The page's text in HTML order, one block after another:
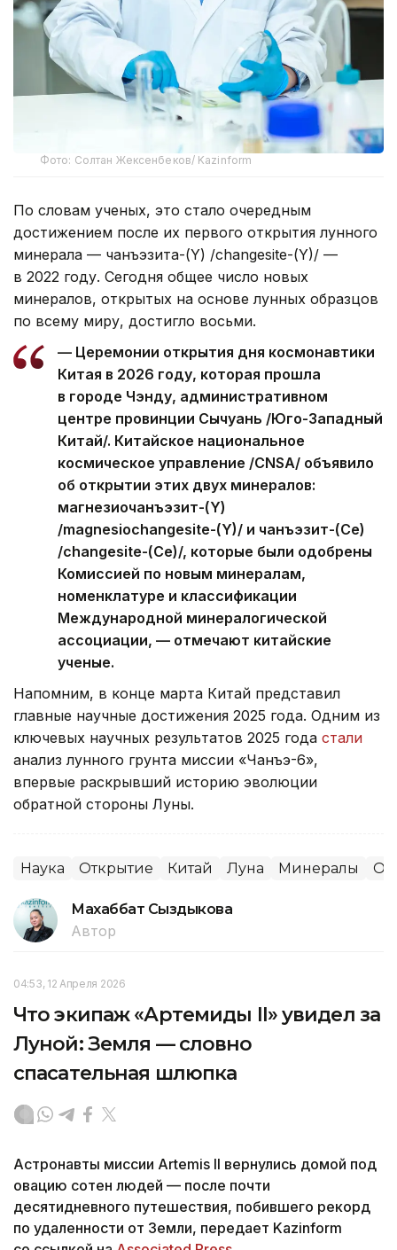
Фото: Солтан Жексенбеков/ Kazinform
По словам ученых, это стало очередным
достижением после их первого открытия лунного
минерала — чанъэзита-(Y) /сhangesite-(Y)/ —
в 2022 году. Сегодня общее число новых
минералов, открытых на основе лунных образцов
по всему миру, достигло восьми.
— Церемонии открытия дня космонавтики
Китая в 2026 году, которая прошла
в городе Чэнду, административном
центре провинции Сычуань /Юго-Западный
Китай/. Китайское национальное
космическое управление /CNSA/ объявило
об открытии этих двух минералов:
магнезиочанъэзит-(Y)
/magnesiochangesite-(Y)/ и чанъэзит-(Ce)
/changesite-(Ce)/, которые были одобрены
Комиссией по новым минералам,
номенклатуре и классификации
Международной минералогической
ассоциации, — отмечают китайские
ученые.
Напомним, в конце марта Китай представил
главные научные достижения 2025 года. Одним из
ключевых научных результатов 2025 года стали
анализ лунного грунта миссии «Чанъэ-6»,
впервые раскрывший историю эволюции
обратной стороны Луны.
Наука Открытие Китай Луна Минералы
Махаббат Сыздыкова
Автор
04:53, 12 Апреля 2026
Что экипаж «Артемиды II» увидел за
Луной: Земля — словно
спасательная шлюпка
Астронавты миссии Artemis II вернулись домой под
овацию сотен людей — после почти
десятидневного путешествия, побившего рекорд
по удаленности от Земли, передает Kazinform